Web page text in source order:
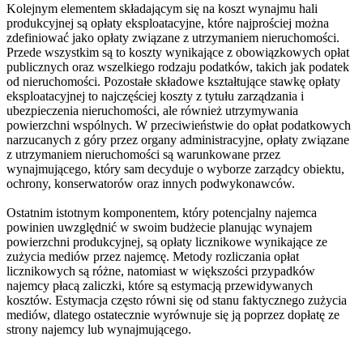
Kolejnym elementem składającym się na koszt wynajmu hali
produkcyjnej są opłaty eksploatacyjne, które najprościej można
zdefiniować jako opłaty związane z utrzymaniem nieruchomości.
Przede wszystkim są to koszty wynikające z obowiązkowych opłat
publicznych oraz wszelkiego rodzaju podatków, takich jak podatek
od nieruchomości. Pozostałe składowe kształtujące stawkę opłaty
eksploatacyjnej to najczęściej koszty z tytułu zarządzania i
ubezpieczenia nieruchomości, ale również utrzymywania
powierzchni wspólnych. W przeciwieństwie do opłat podatkowych
narzucanych z góry przez organy administracyjne, opłaty związane
z utrzymaniem nieruchomości są warunkowane przez
wynajmującego, który sam decyduje o wyborze zarządcy obiektu,
ochrony, konserwatorów oraz innych podwykonawców.
Ostatnim istotnym komponentem, który potencjalny najemca
powinien uwzględnić w swoim budżecie planując wynajem
powierzchni produkcyjnej, są opłaty licznikowe wynikające ze
zużycia mediów przez najemcę. Metody rozliczania opłat
licznikowych są różne, natomiast w większości przypadków
najemcy płacą zaliczki, które są estymacją przewidywanych
kosztów. Estymacja często równi się od stanu faktycznego zużycia
mediów, dlatego ostatecznie wyrównuje się ją poprzez dopłatę ze
strony najemcy lub wynajmującego.